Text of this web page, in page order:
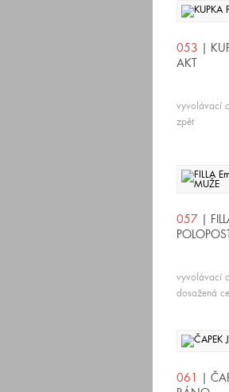
053 |
AKT
vyvolávací
zpět
057 |
vyvolávací
dosažená
061 |